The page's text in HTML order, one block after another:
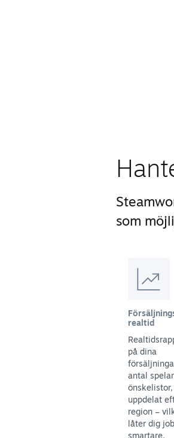
som
realtid
på dina
antal
uppdelat
region –
låter dig
smartare.